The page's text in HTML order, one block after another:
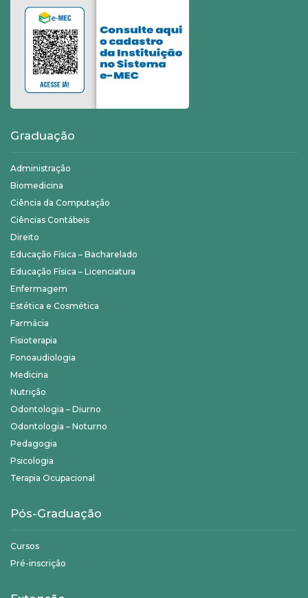
Graduação
Administração
Biomedicina
Ciência da Computação
Ciências Contábeis
Direito
Educação Física – Bacharelado
Educação Física – Licenciatura
Enfermagem
Estética e Cosmética
Farmácia
Fisioterapia
Fonoaudiologia
Medicina
Nutrição
Odontologia – Diurno
Odontologia – Noturno
Pedagogia
Psicologia
Terapia Ocupacional
Pós-Graduação
Cursos
Pré-inscrição